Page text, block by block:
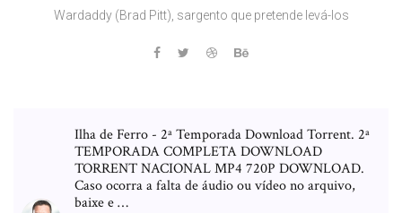
Wardaddy (Brad Pitt), sargento que pretende levá-los
Ilha de Ferro - 2ª Temporada Download Torrent. 2ª
TEMPORADA COMPLETA DOWNLOAD
TORRENT NACIONAL MP4 720P DOWNLOAD.
Caso ocorra a falta de áudio ou vídeo no arquivo,
baixe e …